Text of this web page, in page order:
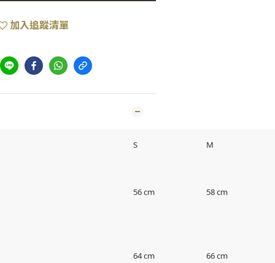
加入追蹤清單
S M
56 cm 58 cm
64 cm 66 cm